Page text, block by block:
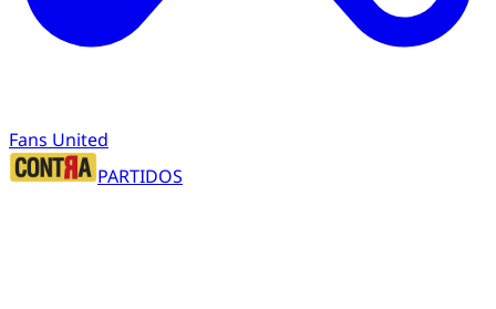
Fans United
PARTIDOS